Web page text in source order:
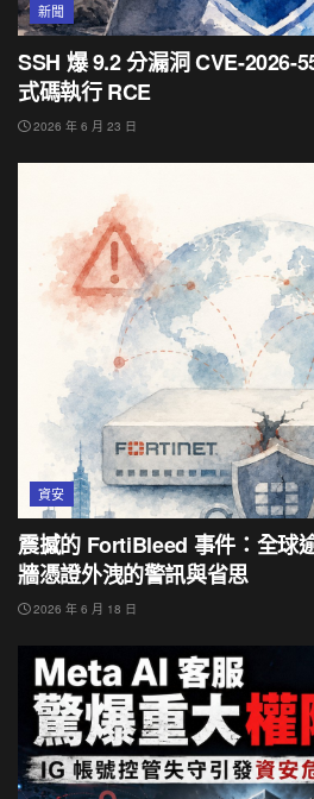
新聞
SSH 爆 9.2 分漏洞 CVE-2026-
式碼執行 RCE
2026 年 6 月 23 日
資安
震撼的 FortiBleed 事件：全球
牆憑證外洩的警訊與省思
2026 年 6 月 18 日